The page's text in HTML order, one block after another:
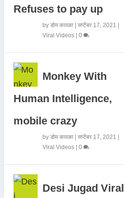
Refuses to pay up
by डोम कावळा| सप्टेंबर 17, 2021 |
Viral Videos| 0
Monkey With
Human Intelligence,
mobile crazy
by डोम कावळा| सप्टेंबर 17, 2021 |
Viral Videos| 0
Desi Jugad Viral